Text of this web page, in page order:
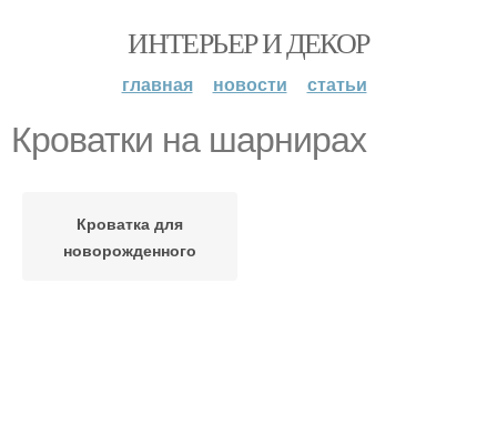
ИНТЕРЬЕР И ДЕКОР
главная новости статьи
Кроватки на шарнирах
Кроватка для
новорожденного